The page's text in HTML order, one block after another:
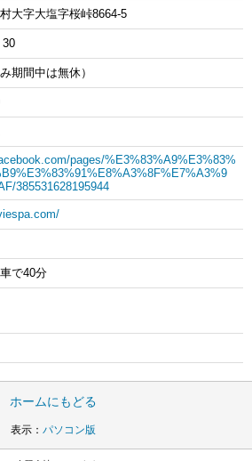
大字大塩字桜峠8664-5
30
期間中は無休）
pages/%E3%83%A9%E3%83%
385531628195944
で40分
ホームにもどる
表示： パソコン版